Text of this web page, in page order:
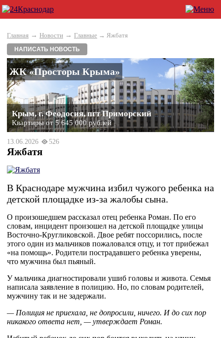
Главная → Новости → Главные → Яжбатя
НАПИСАТЬ НОВОСТЬ
ЖК «Просторы Крыма»
Крым, г. Феодосия, пгт Приморский
Квартиры от 5 645 000 рублей
13.06.2026 526
Яжбатя
В Краснодаре мужчина избил чужого ребенка на
детской площадке из-за жалобы сына.
О произошедшем рассказал отец ребенка Роман. По его
словам, инцидент произошел на детской площадке улицы
Восточно-Кругликовской. Двое ребят поссорились, после
этого один из мальчиков пожаловался отцу, и тот прибежал
«на помощь». Родители пострадавшего ребенка уверены,
что мужчина был пьяный.
У мальчика диагностировали ушиб головы и живота. Семья
написала заявление в полицию. Но, по словам родителей,
мужчину так и не задержали.
— Полиция не приехала, не допросили, ничего. И до сих пор
никакого ответа нет, — утверждает Роман.